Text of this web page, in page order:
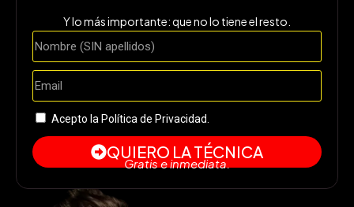
Y lo más importante: que no lo tiene el resto.
Acepto la Política de Privacidad.
QUIERO LA TÉCNICA
Gratis e inmediata.